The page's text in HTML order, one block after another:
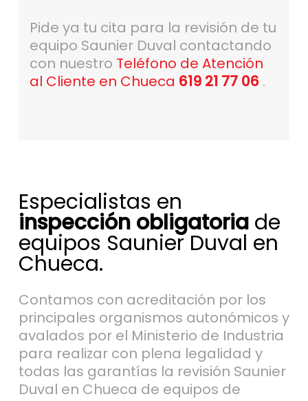
Pide ya tu cita para la revisión de tu
equipo Saunier Duval contactando
con nuestro Teléfono de Atención
al Cliente en Chueca 619 21 77 06 .
Especialistas en
inspección obligatoriade
equipos Saunier Duval en
Chueca.
Contamos con acreditación por los
principales organismos autonómicos y
avalados por el Ministerio de Industria
para realizar con plena legalidad y
todas las garantías la revisión Saunier
Duval en Chueca de equipos de